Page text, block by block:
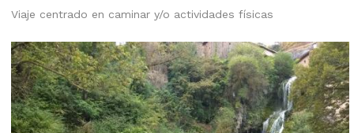
Viaje centrado en caminar y/o actividades físicas